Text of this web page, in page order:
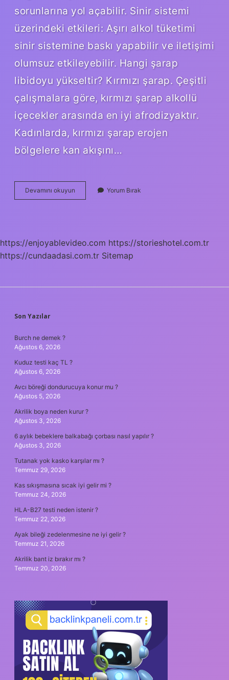
sorunlarına yol açabilir. Sinir sistemi
üzerindeki etkileri: Aşırı alkol tüketimi
sinir sistemine baskı yapabilir ve iletişimi
olumsuz etkileyebilir. Hangi şarap
libidoyu yükseltir? Kırmızı şarap. Çeşitli
çalışmalara göre, kırmızı şarap alkollü
içecekler arasında en iyi afrodizyaktır.
Kadınlarda, kırmızı şarap erojen
bölgelere kan akışını…
Devamını okuyun
Cinselliğe
Yorum Bırak
https://enjoyablevideo.com https://storieshotel.com.tr
https://cundaadasi.com.tr Sitemap
SIDEBAR
Son Yazılar
Burch ne demek ?
Ağustos 6, 2026
Kuduz testi kaç TL ?
Ağustos 6, 2026
Avcı böreği dondurucuya konur mu ?
Ağustos 5, 2026
Akrilik boya neden kurur ?
Ağustos 3, 2026
6 aylık bebeklere balkabağı çorbası nasıl yapılır ?
Ağustos 3, 2026
Tutanak yok kasko karşılar mı ?
Temmuz 29, 2026
Kas sıkışmasına sıcak iyi gelir mi ?
Temmuz 24, 2026
HLA-B27 testi neden istenir ?
Temmuz 22, 2026
Ayak bileği zedelenmesine ne iyi gelir ?
Temmuz 21, 2026
Akrilik bant iz bırakır mı ?
Temmuz 20, 2026